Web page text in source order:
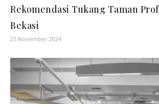
Rekomendasi Tukang Taman
Bekasi
25 November 2024